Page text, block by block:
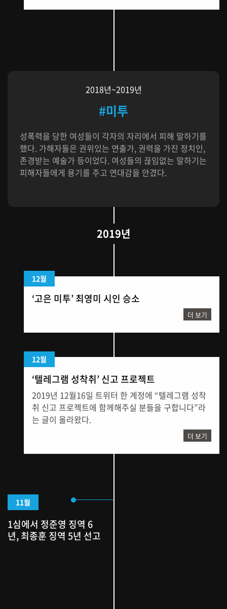
2018년~2019년
#미투
성폭력을 당한 여성들이 각자의 자리에서 피해 말하기를
했다. 가해자들은 권위있는 연출가, 권력을 가진 정치인,
존경받는 예술가 등이었다. 여성들의 끊임없는 말하기는
피해자들에게 용기를 주고 연대감을 안겼다.
2019년
12월
‘고은 미투’ 최영미 시인 승소
더 보기
12월
‘텔레그램 성착취’ 신고 프로젝트
2019년 12월16일 트위터 한 계정에 “텔레그램 성착
취 신고 프로젝트에 함께해주실 분들을 구합니다”라
는 글이 올라왔다.
더 보기
11월
1심에서 정준영 징역 6
년, 최종훈 징역 5년 선고